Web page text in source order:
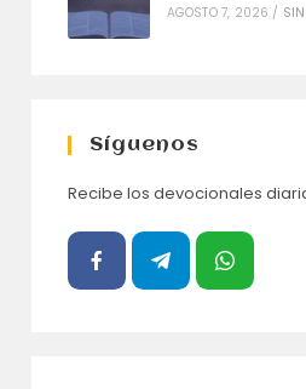
AGOSTO 7, 2026 /
Síguenos
Recibe los devocionales